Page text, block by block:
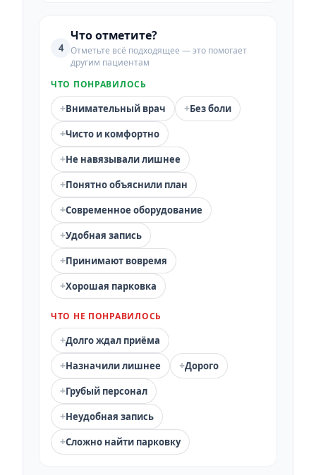
4
Что отметите?
Отметьте всё подходящее — это помогает
другим пациентам
ЧТО ПОНРАВИЛОСЬ
+Внимательный врач +Без боли
+Чисто и комфортно
+Не навязывали лишнее
+Понятно объяснили план
+Современное оборудование
+Удобная запись
+Принимают вовремя
+Хорошая парковка
ЧТО НЕ ПОНРАВИЛОСЬ
+Долго ждал приёма
+Назначили лишнее +Дорого
+Грубый персонал
+Неудобная запись
+Сложно найти парковку